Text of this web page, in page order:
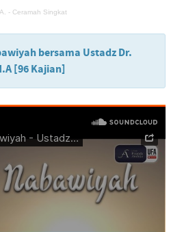
- Ceramah Singkat
bersama Ustadz Dr.
[96 Kajian]